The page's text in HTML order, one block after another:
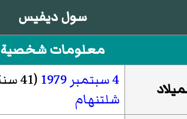
سول ديفيس
معلومات شخصية
4 سبتمبر 1979 (41 سنة)
شلتنهام